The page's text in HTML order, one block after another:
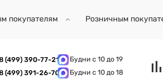
покупателям Розничным
(499) 390-77-21
Будни с 10 до 19
(499) 391-26-70 Будни с 10 до 18